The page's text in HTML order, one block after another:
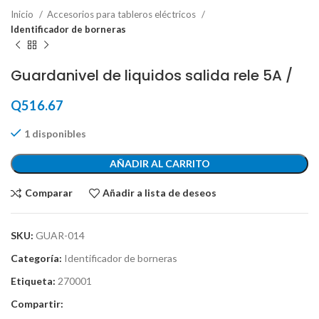
Inicio
Accesorios para tableros eléctricos
Identificador de borneras
Guardanivel de liquidos salida rele 5A /
Q516.67
1 disponibles
AÑADIR AL CARRITO
Comparar Añadir a lista de deseos
SKU: GUAR-014
Categoría: Identificador de borneras
Etiqueta: 270001
Compartir: